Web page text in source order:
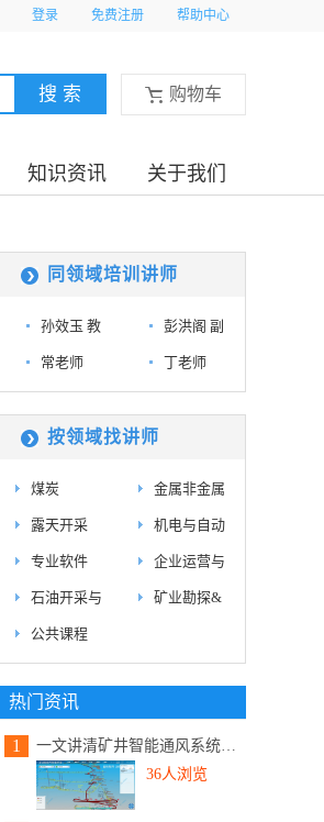
登录 免费注册 帮助中心
购物车
知识资讯 关于我们
同领域培训讲师
孙效玉 教 彭洪阁 副
常老师 丁老师
按领域找讲师
煤炭 金属非金属
露天开采 机电与自动
专业软件 企业运营与
石油开采与 矿业勘探&
公共课程
热门资讯
1
一文讲清矿井智能通风系统建设内...
36人浏览